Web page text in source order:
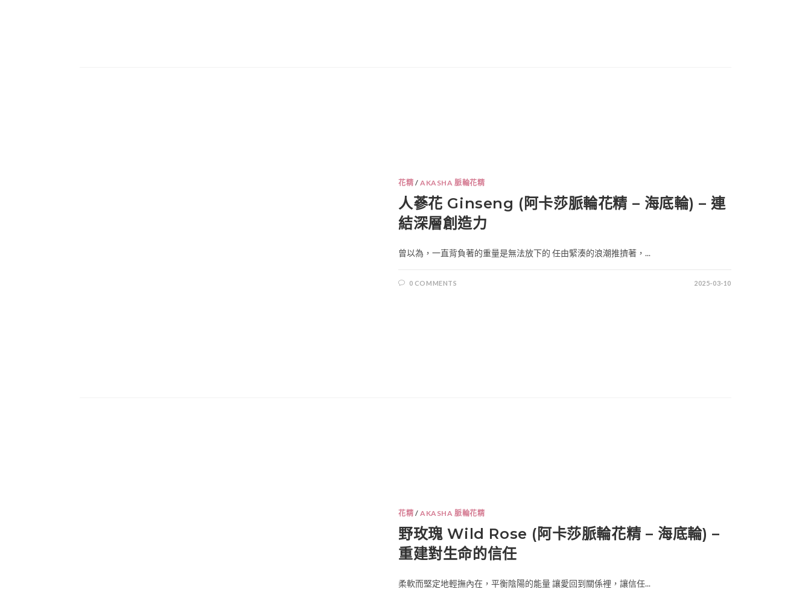
花精 /AKASHA 脈輪花精
人蔘花 Ginseng (阿卡莎脈輪花精 – 海底輪) – 連
結深層創造力
曾以為，一直背負著的重量是無法放下的 任由緊湊的浪潮推擠著，...
0 COMMENTS 2025-03-10
花精 /AKASHA 脈輪花精
野玫瑰 Wild Rose (阿卡莎脈輪花精 – 海底輪) –
重建對生命的信任
柔軟而堅定地輕撫內在，平衡陰陽的能量 讓愛回到關係裡，讓信任...